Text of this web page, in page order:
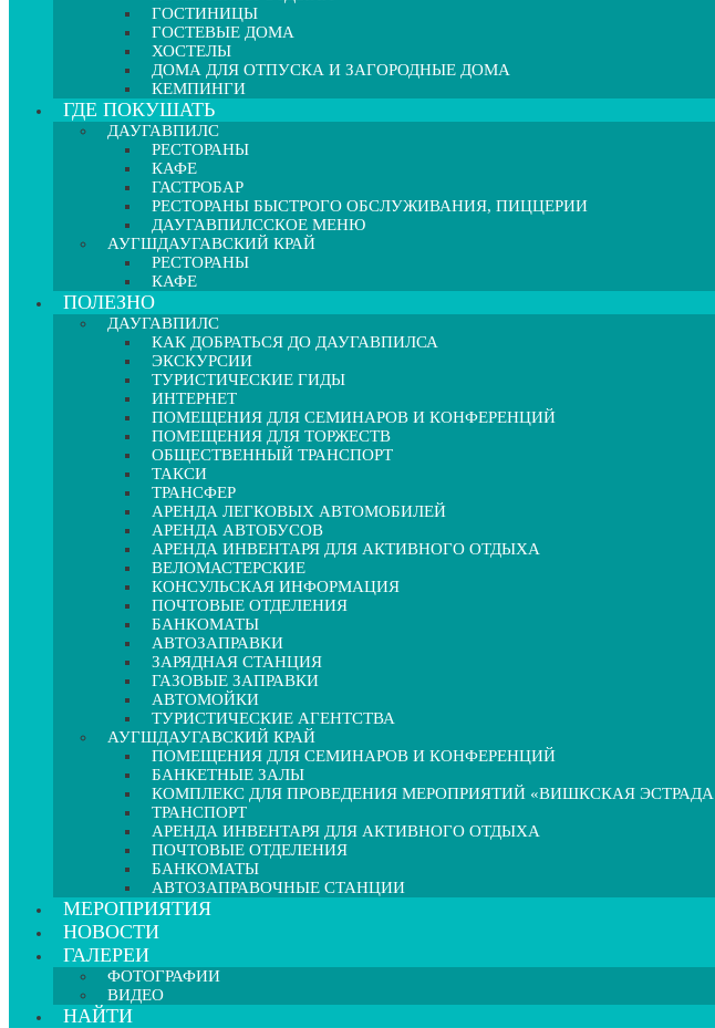
ГОСТИНИЦЫ
ГОСТЕВЫЕ ДОМА
ХОСТЕЛЫ
ДОМА ДЛЯ ОТПУСКА И ЗАГОРОДНЫЕ ДОМА
КЕМПИНГИ
ГДЕ ПОКУШАТЬ
ДАУГАВПИЛС
РЕСТОРАНЫ
КАФЕ
ГАСТРОБАР
РЕСТОРАНЫ БЫСТРОГО ОБСЛУЖИВАНИЯ, ПИЦЦЕРИИ
ДАУГАВПИЛССКОЕ МЕНЮ
АУГШДАУГАВСКИЙ КРАЙ
РЕСТОРАНЫ
КАФЕ
ПОЛЕЗНО
ДАУГАВПИЛС
КАК ДОБРАТЬСЯ ДО ДАУГАВПИЛСА
ЭКСКУРСИИ
ТУРИСТИЧЕСКИЕ ГИДЫ
ИНТЕРНЕТ
ПОМЕЩЕНИЯ ДЛЯ СЕМИНАРОВ И КОНФЕРЕНЦИЙ
ПОМЕЩЕНИЯ ДЛЯ ТОРЖЕСТВ
ОБЩЕСТВЕННЫЙ ТРАНСПОРТ
ТАКСИ
ТРАНСФЕР
АРЕНДА ЛЕГКОВЫХ АВТОМОБИЛЕЙ
АРЕНДА АВТОБУСОВ
АРЕНДА ИНВЕНТАРЯ ДЛЯ АКТИВНОГО ОТДЫХА
ВЕЛОМАСТЕРСКИЕ
КОНСУЛЬСКАЯ ИНФОРМАЦИЯ
ПОЧТОВЫЕ ОТДЕЛЕНИЯ
БАНКОМАТЫ
АВТОЗАПРАВКИ
ЗАРЯДНАЯ СТАНЦИЯ
ГАЗОВЫЕ ЗАПРАВКИ
АВТОМОЙКИ
ТУРИСТИЧЕСКИЕ АГЕНТСТВА
АУГШДАУГАВСКИЙ КРАЙ
ПОМЕЩЕНИЯ ДЛЯ СЕМИНАРОВ И КОНФЕРЕНЦИЙ
БАНКЕТНЫЕ ЗАЛЫ
КОМПЛЕКС ДЛЯ ПРОВЕДЕНИЯ МЕРОПРИЯТИЙ «ВИШКСКАЯ
ТРАНСПОРТ
АРЕНДА ИНВЕНТАРЯ ДЛЯ АКТИВНОГО ОТДЫХА
ПОЧТОВЫЕ ОТДЕЛЕНИЯ
БАНКОМАТЫ
АВТОЗАПРАВОЧНЫЕ СТАНЦИИ
МЕРОПРИЯТИЯ
НОВОСТИ
ГАЛЕРЕИ
ФОТОГРАФИИ
ВИДЕО
НАЙТИ